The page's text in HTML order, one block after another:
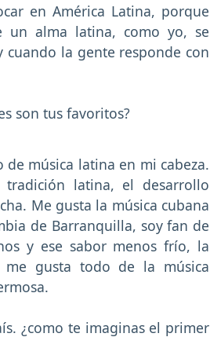
en América Latina, porque
un alma latina, como yo, se
la gente responde con
son tus favoritos?
música latina en mi cabeza.
latina, el desarrollo
Me gusta la música cubana
de Barranquilla, soy fan de
y ese sabor menos frío, la
me gusta todo de la música
¿como te imaginas el primer